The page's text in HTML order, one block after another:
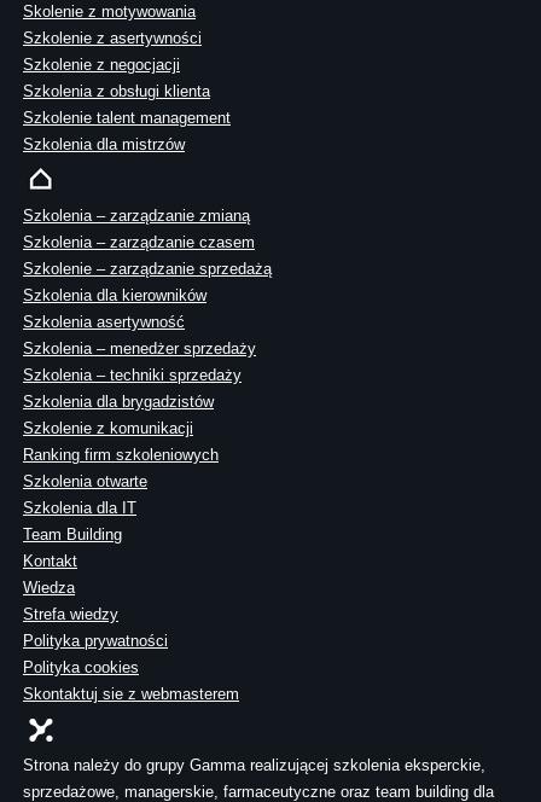
Skolenie z motywowania
Szkolenie z asertywności
Szkolenie z negocjacji
Szkolenia z obsługi klienta
Szkolenie talent management
Szkolenia dla mistrzów
Szkolenia – zarządzanie zmianą
Szkolenia – zarządzanie czasem
Szkolenie – zarządzanie sprzedażą
Szkolenia dla kierowników
Szkolenia asertywność
Szkolenia – menedżer sprzedaży
Szkolenia – techniki sprzedaży
Szkolenia dla brygadzistów
Szkolenie z komunikacji
Ranking firm szkoleniowych
Szkolenia otwarte
Szkolenia dla IT
Team Building
Kontakt
Wiedza
Strefa wiedzy
Polityka prywatności
Polityka cookies
Skontaktuj sie z webmasterem
Strona należy do grupy Gamma realizującej szkolenia eksperckie,
sprzedażowe, managerskie, farmaceutyczne oraz team building dla